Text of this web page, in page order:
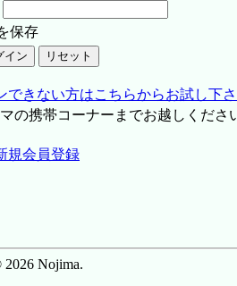
保存
できない方はこちらからお試し下
の携帯コーナーまでお越しくださ
規会員登録
Nojima.